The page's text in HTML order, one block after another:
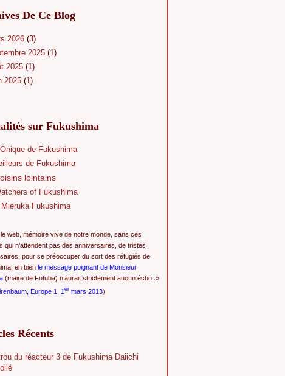
De Ce Blog
2026 (3)
2025 (1)
2025 (1)
2025 (1)
sur Fukushima
de Fukushima
de Fukushima
lointains
of Fukushima
Mieruka Fukushima
web, mémoire vive de notre monde, sans ces
qui n’attendent pas des anniversaires, de tristes
pour se préoccuper du sort des réfugiés de
eh bien le message poignant de Monsieur
(maire de Futuba) n’aurait strictement aucun écho. »
Europe 1, 1 er mars 2013)
Récents
du réacteur 3 de Fukushima Daiichi